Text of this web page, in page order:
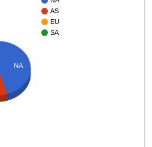
AS
EU
SA
NA